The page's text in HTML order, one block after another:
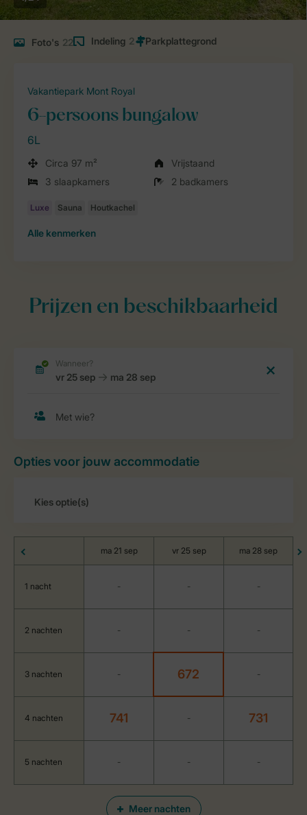
Foto's 22 Indeling 2
Vakantiepark Mont Royal
6-persoons bungalow
6L
Circa 97 m²
Vrijstaand
3 slaapkamers
2 badkamers
Alle kenmerken
Prijzen en beschikbaarheid
Opties voor jouw accommodatie
Meer nachten
ma 21 sep vr 25 sep ma 28 sep
1 nacht - - -
2 nachten - - -
3 nachten - 672 -
4 nachten 741 - 731
5 nachten - - -